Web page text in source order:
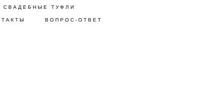
СВАДЕБНЫЕ ТУФЛИ
ВОПРОС-ОТВЕТ